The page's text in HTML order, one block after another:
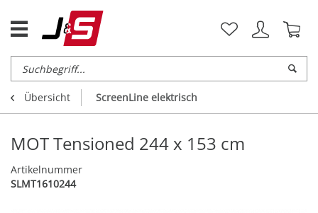
Übersicht ScreenLine elektrisch
MOT Tensioned 244 x 153 cm
Artikelnummer
SLMT1610244